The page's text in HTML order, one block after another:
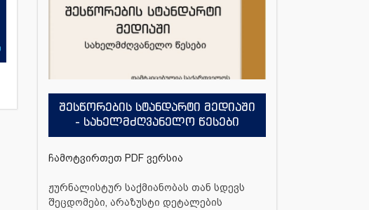
შესწორების სტანდარტი მედიაში
- სახელმძღვანელო წესები
ჩამოტვირთეთ PDF ვერსია
ჟურნალისტურ საქმიანობას თან სდევს
შეცდომები, არაზუსტი დეტალების